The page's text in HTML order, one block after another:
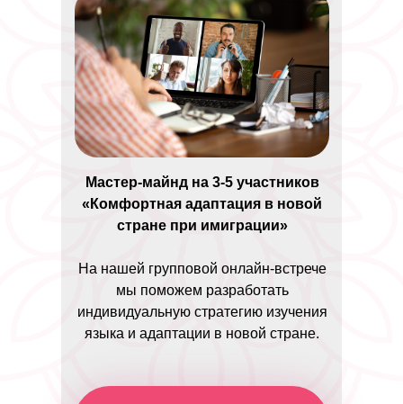
Мастер-майнд на 3-5 участников
«Комфортная адаптация в новой
стране при имиграции»
На нашей групповой онлайн-встрече
мы поможем разработать
индивидуальную стратегию изучения
языка и адаптации в новой стране.